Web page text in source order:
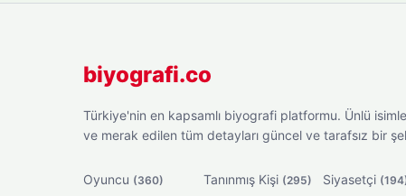
biyografi.co
Türkiye'nin en kapsamlı biyografi platformu. Ünlü
ve merak edilen tüm detayları güncel ve tarafsız bir
Oyuncu (360) Tanınmış Kişi (295) Siyasetçi